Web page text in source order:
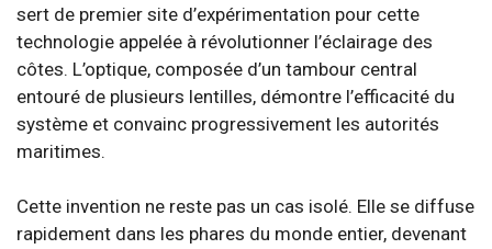
sert de premier site d’expérimentation pour cette
technologie appelée à révolutionner l’éclairage des
côtes. L’optique, composée d’un tambour central
entouré de plusieurs lentilles, démontre l’efficacité du
système et convainc progressivement les autorités
maritimes.
Cette invention ne reste pas un cas isolé. Elle se diffuse
rapidement dans les phares du monde entier, devenant